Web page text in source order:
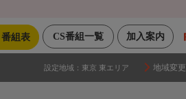
加入案内
CS番組一覧
番組表
設定地域： 東京 東エリア 地域変更